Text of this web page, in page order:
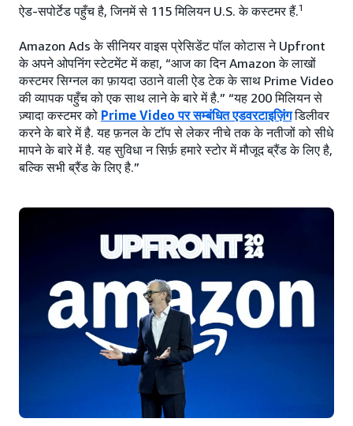
ऐड-सपोर्टेड पहुँच है, जिनमें से 115 मिलियन U.S. के कस्टमर हैं.1
Amazon Ads के सीनियर वाइस प्रेसिडेंट पॉल कोटास ने Upfront
के अपने ओपनिंग स्टेटमेंट में कहा, “आज का दिन Amazon के लाखों
कस्टमर सिग्नल का फ़ायदा उठाने वाली ऐड टेक के साथ Prime Video
की व्यापक पहुँच को एक साथ लाने के बारे में है.” “यह 200 मिलियन से
ज़्यादा कस्टमर को Prime Video पर सम्बंधित एडवरटाइज़िंगडिलीवर
करने के बारे में है. यह फ़नल के टॉप से लेकर नीचे तक के नतीजों को सीधे
मापने के बारे में है. यह सुविधा न सिर्फ़ हमारे स्टोर में मौजूद ब्रैंड के लिए है,
बल्कि सभी ब्रैंड के लिए है.”